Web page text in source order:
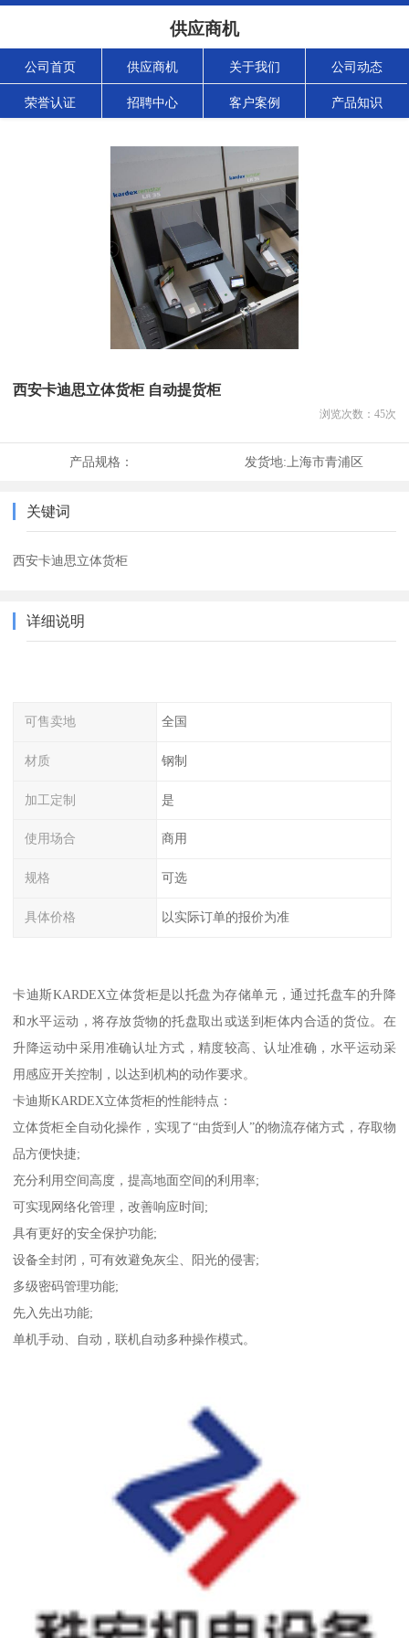
供应商机
公司首页 供应商机 关于我们 公司动态
荣誉认证 招聘中心 客户案例 产品知识
西安卡迪思立体货柜 自动提货柜
浏览次数： 45次
产品规格： 发货地: 上海市青浦区
关键词
西安卡迪思立体货柜
详细说明
可售卖地 全国
材质 钢制
加工定制 是
使用场合 商用
规格 可选
具体价格 以实际订单的报价为准
卡迪斯KARDEX立体货柜是以托盘为存储单元，通过托盘车的升降
和水平运动，将存放货物的托盘取出或送到柜体内合适的货位。在
升降运动中采用准确认址方式，精度较高、认址准确，水平运动采
用感应开关控制，以达到机构的动作要求。
卡迪斯KARDEX立体货柜的性能特点：
立体货柜全自动化操作，实现了“由货到人”的物流存储方式，存取物
品方便快捷;
充分利用空间高度，提高地面空间的利用率;
可实现网络化管理，改善响应时间;
具有更好的安全保护功能;
设备全封闭，可有效避免灰尘、阳光的侵害;
多级密码管理功能;
先入先出功能;
单机手动、自动，联机自动多种操作模式。